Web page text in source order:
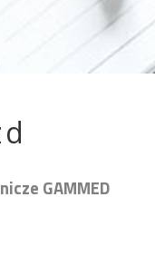
GAMMED